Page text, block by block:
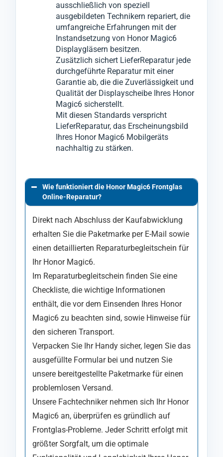
entfernen können, ohne das darunter
liegende LCD- oder OLED-Display zu
beschädigen.
Anschließend montieren wir in einem
weiteren speziellen Verfahren das neue Glas
an das Display-Modul vom Honor Magic6.
ausschließlich von speziell
ausgebildeten Technikern repariert, die
umfangreiche Erfahrungen mit der
Instandsetzung von Honor Magic6
Displaygläsern besitzen.
Zusätzlich sichert LieferReparatur jede
durchgeführte Reparatur mit einer
Garantie ab, die die Zuverlässigkeit und
Qualität der Displayscheibe Ihres Honor
Magic6 sicherstellt.
Mit diesen Standards verspricht
LieferReparatur, das Erscheinungsbild
Ihres Honor Magic6 Mobilgeräts
nachhaltig zu stärken.
Wie funktioniert die Honor Magic6 Frontglas
Online-Reparatur?
Direkt nach Abschluss der Kaufabwicklung
erhalten Sie die Paketmarke per E-Mail sowie
einen detaillierten Reparaturbegleitschein für
Ihr Honor Magic6.
Im Reparaturbegleitschein finden Sie eine
Checkliste, die wichtige Informationen
enthält, die vor dem Einsenden Ihres Honor
Magic6 zu beachten sind, sowie Hinweise für
den sicheren Transport.
Verpacken Sie Ihr Handy sicher, legen Sie das
ausgefüllte Formular bei und nutzen Sie
unsere bereitgestellte Paketmarke für einen
problemlosen Versand.
Unsere Fachtechniker nehmen sich Ihr Honor
Magic6 an, überprüfen es gründlich auf
Frontglas-Probleme. Jeder Schritt erfolgt mit
größter Sorgfalt, um die optimale